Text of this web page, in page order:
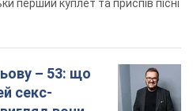
чи дійсні
купюри
пункти не